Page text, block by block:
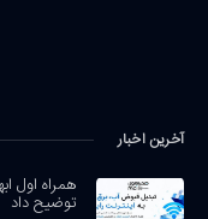
آخرین اخبار
همراه اول
توضیح داد